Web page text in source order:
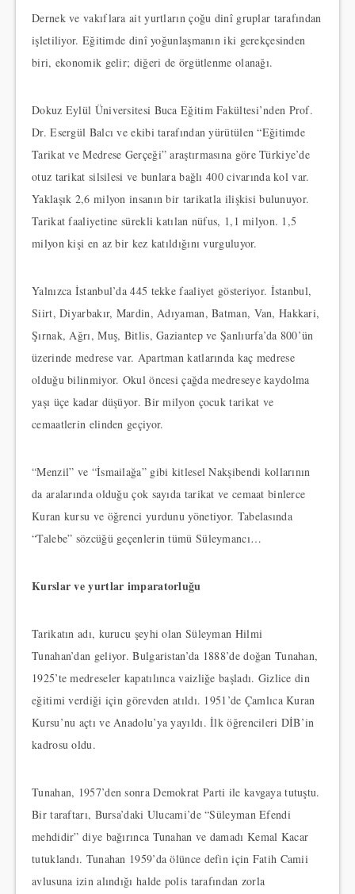
Dernek ve vakıflara ait yurtların çoğu dinî gruplar tarafından
işletiliyor. Eğitimde dinî yoğunlaşmanın iki gerekçesinden
biri, ekonomik gelir; diğeri de örgütlenme olanağı.
Dokuz Eylül Üniversitesi Buca Eğitim Fakültesi’nden Prof.
Dr. Esergül Balcı ve ekibi tarafından yürütülen “Eğitimde
Tarikat ve Medrese Gerçeği” araştırmasına göre Türkiye’de
otuz tarikat silsilesi ve bunlara bağlı 400 civarında kol var.
Yaklaşık 2,6 milyon insanın bir tarikatla ilişkisi bulunuyor.
Tarikat faaliyetine sürekli katılan nüfus, 1,1 milyon. 1,5
milyon kişi en az bir kez katıldığını vurguluyor.
Yalnızca İstanbul’da 445 tekke faaliyet gösteriyor. İstanbul,
Siirt, Diyarbakır, Mardin, Adıyaman, Batman, Van, Hakkari,
Şırnak, Ağrı, Muş, Bitlis, Gaziantep ve Şanlıurfa’da 800’ün
üzerinde medrese var. Apartman katlarında kaç medrese
olduğu bilinmiyor. Okul öncesi çağda medreseye kaydolma
yaşı üçe kadar düşüyor. Bir milyon çocuk tarikat ve
cemaatlerin elinden geçiyor.
“Menzil” ve “İsmailağa” gibi kitlesel Nakşibendi kollarının
da aralarında olduğu çok sayıda tarikat ve cemaat binlerce
Kuran kursu ve öğrenci yurdunu yönetiyor. Tabelasında
“Talebe” sözcüğü geçenlerin tümü Süleymancı…
Kurslar ve yurtlar imparatorluğu
Tarikatın adı, kurucu şeyhi olan Süleyman Hilmi
Tunahan’dan geliyor. Bulgaristan’da 1888’de doğan Tunahan,
1925’te medreseler kapatılınca vaizliğe başladı. Gizlice din
eğitimi verdiği için görevden atıldı. 1951’de Çamlıca Kuran
Kursu’nu açtı ve Anadolu’ya yayıldı. İlk öğrencileri DİB’in
kadrosu oldu.
Tunahan, 1957’den sonra Demokrat Parti ile kavgaya tutuştu.
Bir taraftarı, Bursa’daki Ulucami’de “Süleyman Efendi
mehdidir” diye bağırınca Tunahan ve damadı Kemal Kacar
tutuklandı. Tunahan 1959’da ölünce defin için Fatih Camii
avlusuna izin alındığı halde polis tarafından zorla